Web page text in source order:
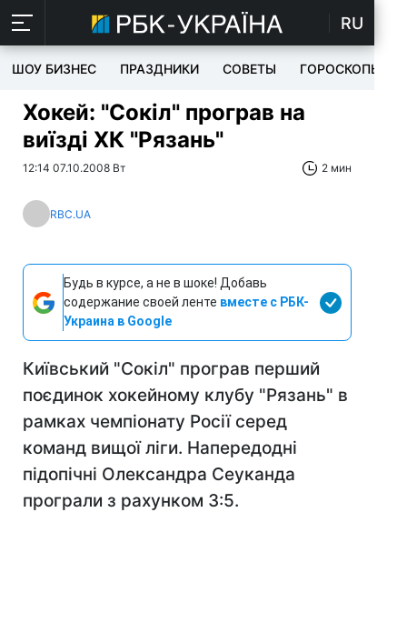
RU
ШОУ БИЗНЕС ПРАЗДНИКИ СОВЕТЫ ГОРОСКОПЫ
Хокей: "Сокіл" програв на
виїзді ХК "Рязань"
12:14 07.10.2008 Вт 2 мин
RBC.UA
Будь в курсе, а не в шоке! Добавь
содержание своей ленте вместе с РБК-
Украина в Google
Київський "Сокіл" програв перший
поєдинок хокейному клубу "Рязань" в
рамках чемпіонату Росії серед
команд вищої ліги. Напередодні
підопічні Олександра Сеуканда
програли з рахунком 3:5.